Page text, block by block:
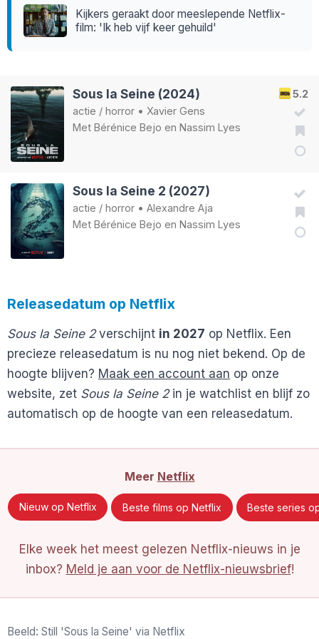
Kijkers geraakt door meeslepende Netflix-
film: 'Ik heb vijf keer gehuild'
5.2
Sous la Seine (2024)
actie / horror • Xavier Gens
Met Bérénice Bejo en Nassim Lyes
Sous la Seine 2 (2027)
actie / horror • Alexandre Aja
Met Bérénice Bejo en Nassim Lyes
Releasedatum op Netflix
Sous la Seine 2verschijnt in 2027 op Netflix. Een
precieze releasedatum is nu nog niet bekend. Op de
hoogte blijven? Maak een account aan op onze
website, zet Sous la Seine 2in je watchlist en blijf zo
automatisch op de hoogte van een releasedatum.
Meer Netflix
Nieuw op Netflix Beste films op Netflix Beste series
Elke week het meest gelezen Netflix-nieuws in je
inbox? Meld je aan voor de Netflix-nieuwsbrief!
Beeld: Still 'Sous la Seine' via Netflix